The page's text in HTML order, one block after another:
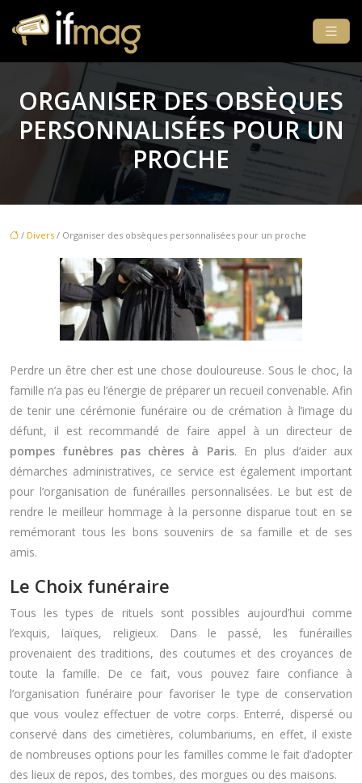
ORGANISER DES OBSÈQUES
PERSONNALISÉES POUR UN
PROCHE
/ Divers / Organiser des obsèques personnalisées pour un proche
Perdre un être cher est une chose douloureuse. Sous le choc, la
famille n’a pas eu l’énergie de préparer un recueil convenable. Afin
de tenir une cérémonie funéraire ou de crémation à l’image du
défunt, il est recommandé de faire appel à un directeur de
pompes funèbres pas chères à Paris. En plus d’aider aux
démarches administratives, ce service est également important
pour l’organisation de funérailles personnalisées. Le but est de
rendre le meilleur hommage à la personne disparue tout en se
remémorant tous les bons souvenirs de sa famille et de ses
amis.
Le Choix funéraire
Tous les types de rituels sont possibles aujourd’hui comme
l’exquis, laïques, religieux. Dans le passé, les funérailles
provenaient des traditions, des coutumes et des croyances de
toute la famille. De ce fait, vous pouvez faire confiance à
l’organisation funéraire pour favoriser le type de conservation
que vous voulez effectuer de votre corps. Enterré, dispersé ou
conservé dans des cimetières, columbariums, en effet, il existe
de nombreuses options pour les familles comme le fait d’adopter
des lieux de repos, des tombes, des morgues ou des maisons.